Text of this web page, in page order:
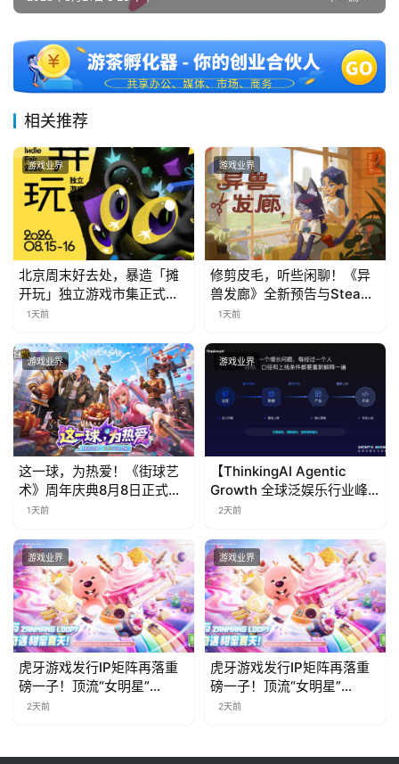
月
3
0
日
茶
对
接
会
上
站
中
文
(
中
)
相关推荐
游戏业界
北京周末好去处，暴造「摊
开玩」独立游戏市集正式开
票！
1天前
游戏业界
修剪皮毛，听些闲聊！《异
兽发廊》全新预告与Steam
免费试玩公开
1天前
游戏业界
这一球，为热爱！《街球艺
术》周年庆典8月8日正式上
线，多重福利与全新内容同
1天前
游戏业界
【ThinkingAI Agentic
Growth 全球泛娱乐行业峰
会】Agent 时代，人到底负
2天前
游戏业界
虎牙游戏发行IP矩阵再落重
磅一子！顶流“女明星”
ZANMANG LOOPY 正版3D
2天前
游戏业界
虎牙游戏发行IP矩阵再落重
磅一子！顶流“女明星”
ZANMANG LOOPY 正版3D
2天前